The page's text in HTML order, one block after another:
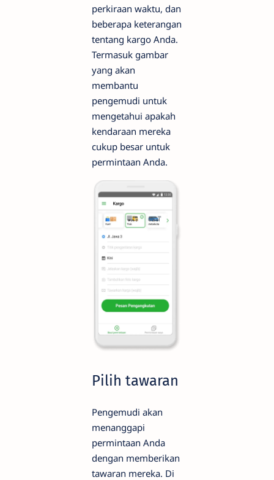
perkiraan waktu, dan
beberapa keterangan
tentang kargo Anda.
Termasuk gambar
yang akan
membantu
pengemudi untuk
mengetahui apakah
kendaraan mereka
cukup besar untuk
permintaan Anda.
Pilih tawaran
Pengemudi akan
menanggapi
permintaan Anda
dengan memberikan
tawaran mereka. Di